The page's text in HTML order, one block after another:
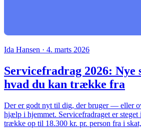
Ida Hansen · 4. marts 2026
Servicefradrag 2026: Nye
hvad du kan trække fra
Der er godt nyt til dig, der bruger — eller
hjælp i hjemmet. Servicefradraget er
trække op til 18.300 kr. pr. person fra i